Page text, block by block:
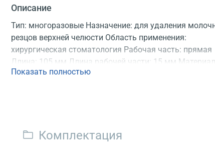
Описание
Тип: многоразовые Назначение: для удаления
резцов верхней челюсти Область применения:
хирургическая стоматология Рабочая часть: прямая
Длина: 105 мм Длина рабочей части: 15 мм Материал:
мартенситная нержавеющая сталь Регистрационное
Показать полностью
Комплектация